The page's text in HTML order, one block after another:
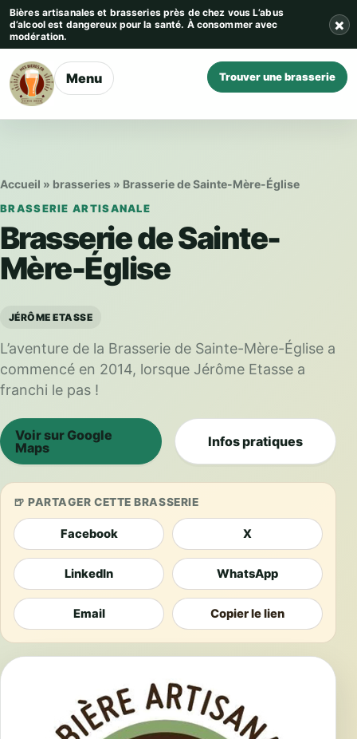
Aller au contenu
Bières artisanales et brasseries près de chez vous L’abus
d’alcool est dangereux pour la santé. À consommer avec
modération.
×
Menu Trouver une brasserie
Accueil » brasseries » Brasserie de Sainte-Mère-Église
BRASSERIE ARTISANALE
Brasserie de Sainte-
Mère-Église
JÉRÔME ETASSE
L’aventure de la Brasserie de Sainte-Mère-Église a
commencé en 2014, lorsque Jérôme Etasse a
franchi le pas !
Voir sur Google
Maps
Infos pratiques
PARTAGER CETTE BRASSERIE
Facebook X
LinkedIn WhatsApp
Email Copier le lien